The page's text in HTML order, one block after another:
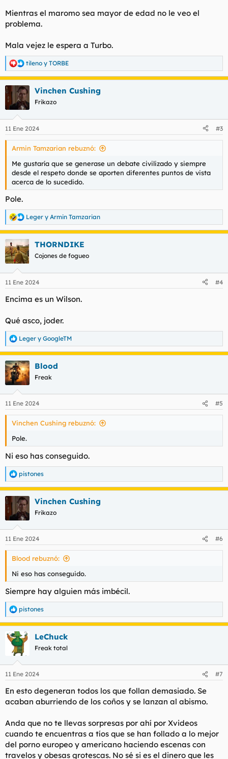
Mientras el maromo sea mayor de edad no le veo el
problema.
Mala vejez le espera a Turbo.
R
e
c
c
i
e
s
tileno y TORBE
Vinchen Cushing
Frikazo
11 Ene 2024 #3
Armin Tamzarian rebuznó:
Me gustaría que se generase un debate civilizado y siempre
desde el respeto donde se aporten diferentes puntos de vista
acerca de lo sucedido.
Pole.
R
e
c
c
i
e
:
Leger y Armin Tamzarian
THORNDIKE
Cojones de fogueo
11 Ene 2024 #4
Encima es un Wilson.
Qué asco, joder.
R
e
a
c
c
i
e
s
Leger y GoogleTM
Blood
Freak
11 Ene 2024 #5
Vinchen Cushing rebuznó:
Pole.
Ni eso has conseguido.
R
e
a
c
c
i
e
s
pistones
Vinchen Cushing
Frikazo
11 Ene 2024 #6
Blood rebuznó:
Ni eso has conseguido.
Siempre hay alguien más imbécil.
R
e
a
c
c
e
:
pistones
LeChuck
Freak total
11 Ene 2024 #7
En esto degeneran todos los que follan demasiado. Se
acaban aburriendo de los coños y se lanzan al abismo.
Anda que no te llevas sorpresas por ahí por Xvideos
cuando te encuentras a tíos que se han follado a lo mejor
del porno europeo y americano haciendo escenas con
travelos y obesas grotescas. No sé si es el dinero que les